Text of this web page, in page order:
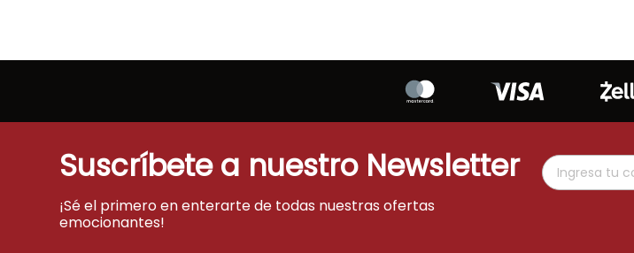
Suscríbete a nuestro Newsletter
¡Sé el primero en enterarte de todas nuestras ofertas
emocionantes!